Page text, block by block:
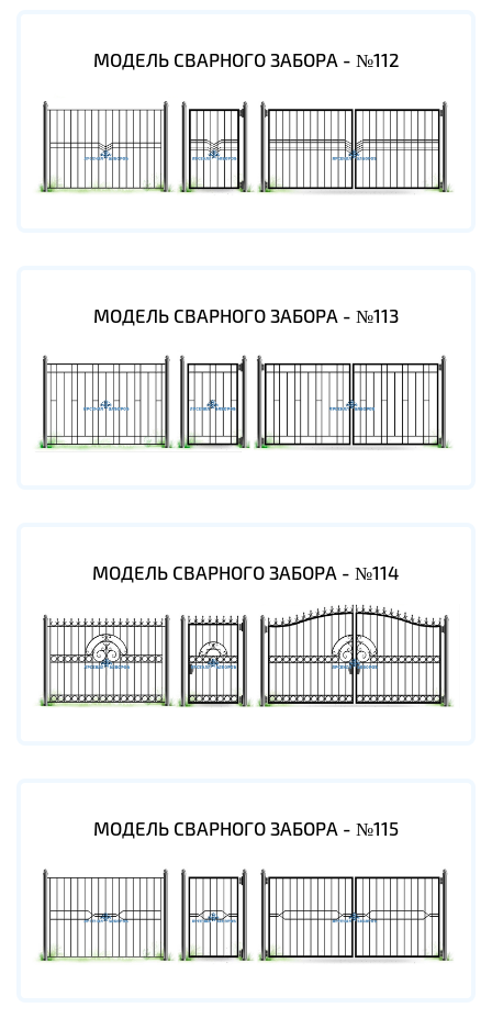
МОДЕЛЬ СВАРНОГО ЗАБОРА - №112
МОДЕЛЬ СВАРНОГО ЗАБОРА - №113
МОДЕЛЬ СВАРНОГО ЗАБОРА - №114
МОДЕЛЬ СВАРНОГО ЗАБОРА - №115